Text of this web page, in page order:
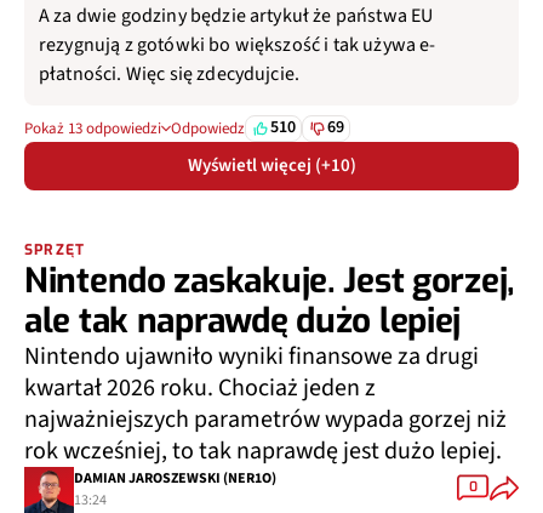
A za dwie godziny będzie artykuł że państwa EU
rezygnują z gotówki bo większość i tak używa e-
płatności. Więc się zdecydujcie.
Pokaż 13 odpowiedzi Odpowiedz 510 69
Wyświetl więcej (+10)
SPRZĘT
Nintendo zaskakuje. Jest gorzej,
ale tak naprawdę dużo lepiej
Nintendo ujawniło wyniki finansowe za drugi
kwartał 2026 roku. Chociaż jeden z
najważniejszych parametrów wypada gorzej niż
rok wcześniej, to tak naprawdę jest dużo lepiej.
DAMIAN JAROSZEWSKI (NER1O)
13:24
0